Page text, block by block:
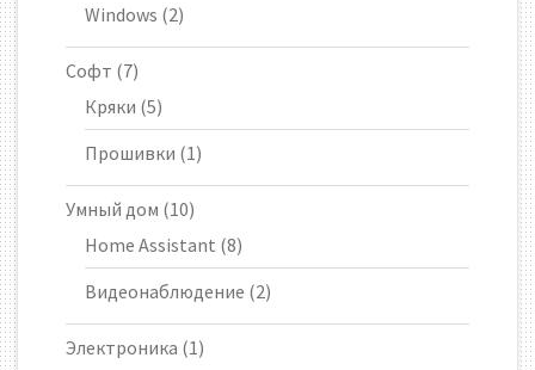
Windows (2)
Софт (7)
Кряки (5)
Прошивки (1)
Умный дом (10)
Home Assistant (8)
Видеонаблюдение (2)
Электроника (1)